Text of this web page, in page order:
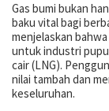
Gas bumi bukan
baku vital bagi
menjelaskan
untuk industri
cair (LNG).
nilai tambah dan
keseluruhan.